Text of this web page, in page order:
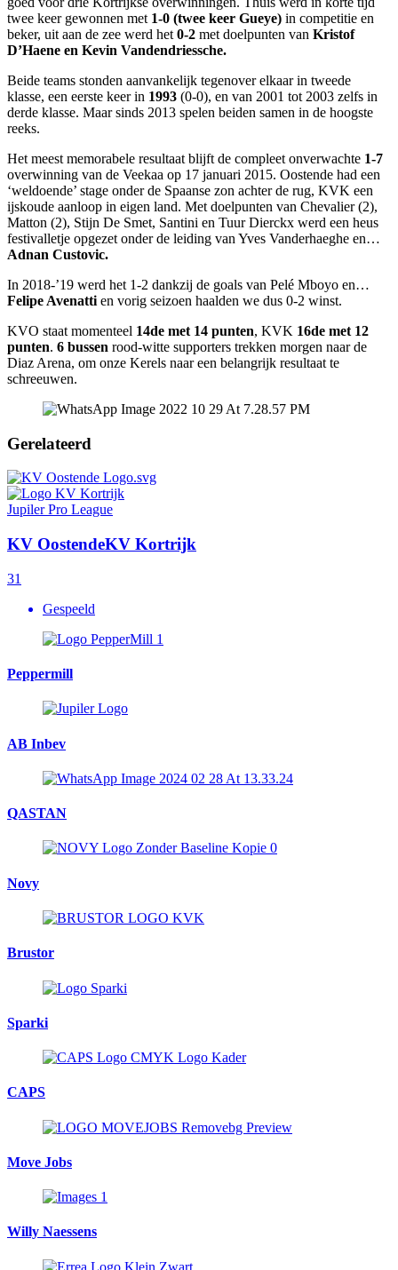
twee keer gewonnen met 1-0 (twee keer Gueye) in competitie en
beker, uit aan de zee werd het 0-2 met doelpunten van Kristof
D’Haene en Kevin Vandendriessche.
Beide teams stonden aanvankelijk tegenover elkaar in tweede
klasse, een eerste keer in 1993 (0-0), en van 2001 tot 2003 zelfs in
derde klasse. Maar sinds 2013 spelen beiden samen in de hoogste
reeks.
Het meest memorabele resultaat blijft de compleet onverwachte 1-7
overwinning van de Veekaa op 17 januari 2015. Oostende had een
‘weldoende’ stage onder de Spaanse zon achter de rug, KVK een
ijskoude aanloop in eigen land. Met doelpunten van Chevalier (2),
Matton (2), Stijn De Smet, Santini en Tuur Dierckx werd een heus
festivalletje opgezet onder de leiding van Yves Vanderhaeghe en…
Adnan Custovic.
In 2018-’19 werd het 1-2 dankzij de goals van Pelé Mboyo en…
Felipe Avenatti en vorig seizoen haalden we dus 0-2 winst.
KVO staat momenteel 14de met 14 punten, KVK 16de met 12
punten. 6 bussen rood-witte supporters trekken morgen naar de
Diaz Arena, om onze Kerels naar een belangrijk resultaat te
schreeuwen.
Gerelateerd
Jupiler Pro League
KV OostendeKV Kortrijk
31
Gespeeld
Peppermill
AB Inbev
QASTAN
Novy
Brustor
Sparki
CAPS
Move Jobs
Willy Naessens